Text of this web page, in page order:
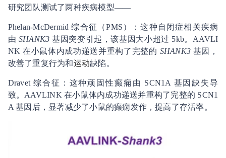
研究团队测试了两种疾病模型——
Phelan-McDermid 综合征（PMS）：这种自闭症相关疾病
由 SHANK3 基因突变引起，该基因大小超过 5kb。AAVLI
NK 在小鼠体内成功递送并重构了完整的 SHANK3 基因，
改善了重复行为和运动缺陷。
Dravet 综合征：这种顽固性癫痫由 SCN1A 基因缺失导
致。AAVLINK 在小鼠体内成功递送并重构了完整的 SCN1
A 基因后，显著减少了小鼠的癫痫发作，提高了存活率。